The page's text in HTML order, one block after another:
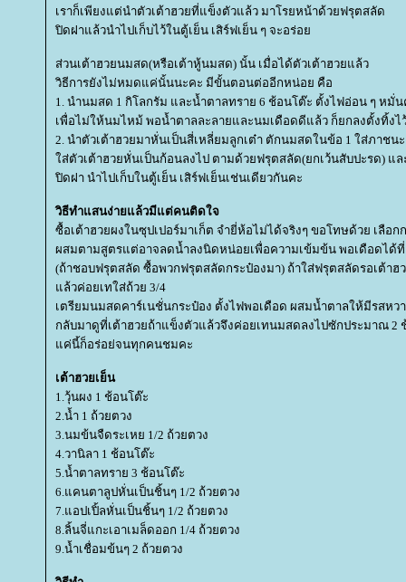
เราก็เพียงแต่นำตัวเต้าฮวยที่แข็งตัวแล้ว มาโรยหน้าด้วยฟรุตสลัด
ปิดฝาแล้วนำไปเก็บไว้ในตู้เย็น เสิร์ฟเย็น ๆ จะอร่อ
ส่วนเต้าฮวยนมสด(หรือเต้าหู้นมสด) นั้น เมื่อได้ตัวเต้าฮวยแล้ว
วิธีการยังไม่หมดแค่นั้นนะคะ มีขั้นตอนต่ออีกหน่อย คือ
1. นำนมสด 1 กิโลกรัม และน้ำตาลทราย 6 ช้อนโต๊ะ ตั้งไฟอ่อน ๆ หมั่
เพื่อไม่ให้นมไหม้ พอน้ำตาลละลายและนมเดือดดีแล้ว ก็ยกลงตั้งทิ้งไ
2. นำตัวเต้าฮวยมาหั่นเป็นสี่เหลี่ยมลูกเต๋า ตักนมสดในข้อ 1 ใส่ภาชนะ
ส่ตัวเต้าฮวยหั่นเป็นก้อนลงไป ตามด้วยฟรุตสลัด(ยกเว้นสับปะรด) แล
ปิดฝา นำไปเก็บในตู้เย็น เสิร์ฟเย็นเช่นเดียวกันคะ
วิธีทำแสนง่ายแล้วมีแต่คนติดใจ
ซื้อเต้าฮวยผงในซุปเปอร์มาเก็ต จำยี่ห้อไม่ได้จริงๆ ขอโทษด้วย เลือก
ผสมตามสูตรแต่อาจลดน้ำลงนิดหน่อยเพื่อความเข้มข้น พอเดือดได้
(ถ้าชอบฟรุตสลัด ซื้อพวกฟรุตสลัดกระป๋องมา) ถ้าใส่ฟรุตสลัดรอเต้าฮ
ล้วค่อยเทใส่ถ้วย 3/4
เตรียมนมสดคาร์เนชั่นกระป๋อง ตั้งไฟพอเดือด ผสมน้ำตาลให้มีรสห
กลับมาดูที่เต้าฮวยถ้าแข็งตัวแล้วจึงค่อยเทนมสดลงไปซักประมาณ 2
ค่นี้ก็อร่อย่จนทุกคนชมคะ
เต้าฮวยเย็น
1.วุ้นผง 1 ช้อนโต๊ะ
2.น้ำ 1 ถ้วยตวง
3.นมข้นจืดระเหย 1/2 ถ้วยตวง
4.วานิลา 1 ช้อนโต๊ะ
5.น้ำตาลทราย 3 ช้อนโต๊ะ
6.แคนตาลูปหั่นเป็นชิ้นๆ 1/2 ถ้วยตวง
7.แอปเปิ้ลหั่นเป็นชิ้นๆ 1/2 ถ้วยตวง
8.ลิ้นจี่แกะเอาเมล็ดออก 1/4 ถ้วยตวง
9.น้ำเชื่อมข้นๆ 2 ถ้วยตวง